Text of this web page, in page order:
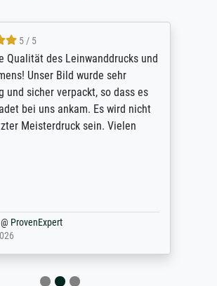
5 / 5
Qualität des Leinwanddrucks und
Unser Bild wurde sehr
und sicher verpackt, so dass es
bei uns ankam. Es wird nicht
Meisterdruck sein. Vielen
ProvenExpert